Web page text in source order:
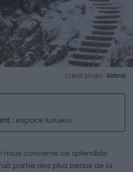
Crédit photo : Airbnb
: espace luxueux
nous concerne ce splendide
partie des plus beaux de la